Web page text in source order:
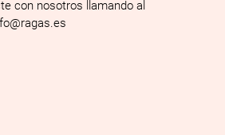
con nosotros llamando al